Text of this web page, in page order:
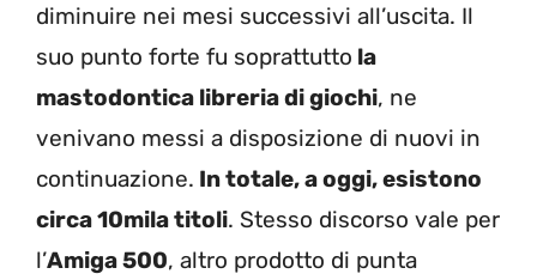
diminuire nei mesi successivi all’uscita. Il
suo punto forte fu soprattutto la
mastodontica libreria di giochi, ne
venivano messi a disposizione di nuovi in
continuazione. In totale, a oggi, esistono
circa 10mila titoli. Stesso discorso vale per
l’Amiga 500, altro prodotto di punta